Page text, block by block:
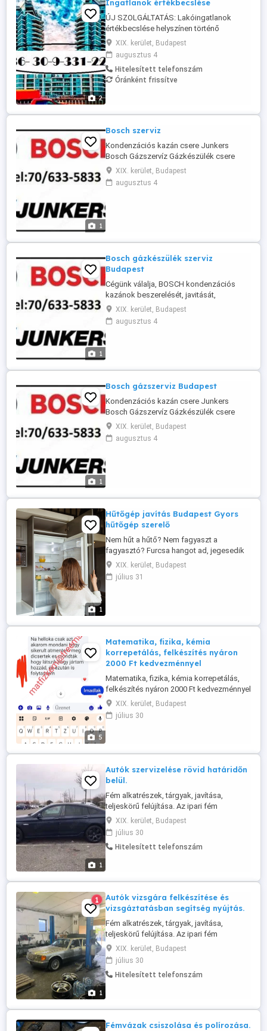
2
Ingatlanok értékbecslése
ÚJ SZOLGÁLTATÁS: Lakóingatlanok
értékbecslése helyszínen történő
értékkonzultációval 25 000,- Ft + ÁFA
alkalom (kb. 30 - 45 perc,helyszíni szóbeli
tájékoztatás + 1 oldalas írásbeli
összefoglaló megküldése) Budapest
területén; valamint Pest és Fejér
XIX. kerület, Budapest
augusztus 4
Hitelesített telefonszám
Óránként frissítve
1
Bosch szerviz
Kondenzációs kazán csere Junkers
Bosch Gázszervíz Gázkészülék csere
Budapesten Teljes körű gázkazán csere
Budapesten és a környékén ! Az új
jogszabályok miatt sajnos már csak
XIX. kerület, Budapest
augusztus 4
1
Bosch gázkészülék szerviz
Budapest
Cégünk válalja, BOSCH kondenzációs
kazánok beszerelését, javitását,
karbantartását, Budapesten és környékén,
rövid határidővel. Hivjon bizalommal 06 70
6335833
XIX. kerület, Budapest
augusztus 4
1
Bosch gázszerviz Budapest
Kondenzációs kazán csere Junkers
Bosch Gázszervíz Gázkészülék csere
Budapesten Teljes körű gázkazán csere
Budapesten és a környékén ! Az új
jogszabályok miatt sajnos már csak
XIX. kerület, Budapest
augusztus 4
1
Hűtőgép javítás Budapest Gyors
hűtőgép szerelő
Nem hűt a hűtő? Nem fagyaszt a
fagyasztó? Furcsa hangot ad, jegesedik
vagy szivárog? Hűtőgép-szerelőként
vállalom háztartási hűtőgépek és
fagyasztók gyors, szakszerű javítását.
márkával, többek ...
XIX. kerület, Budapest
július 31
5
Matematika, fizika, kémia
korrepetálás, felkészítés nyáron
2000 Ft kedvezménnyel
Matematika, fizika, kémia korrepetálás,
felkészítés nyáron 2000 Ft kedvezménnyel
!!! Budapesti 48 éves tanár vagyok,
matematika, fizika, kémia tanítást,
korrepetálást, vizsga felkészítést vállalok,
tapasztalatom van a reál ...
XIX. kerület, Budapest
július 30
1
Autók szervizelése rövid határidőn
belül.
Fém alkatrészek, tárgyak, javítása,
teljeskörű felújítása. Az ipari fém
tárgyaktól a háztartási eszközökig
minden ami fém, egyedei és széria
munkát is vállalunk. Acél szerkezetek,
korlátok, felnik, kilincs, szívósor, edények,
...
XIX. kerület, Budapest
július 30
Hitelesített telefonszám
1
1
Autók vizsgára felkészítése és
vizsgáztatásban segítség nyújtás.
Fém alkatrészek, tárgyak, javítása,
teljeskörű felújítása. Az ipari fém
tárgyaktól a háztartási eszközökig
minden ami fém, egyedei és széria
munkát is vállalunk. Acél szerkezetek,
korlátok, felnik, kilincs, szívósor, edények,
...
XIX. kerület, Budapest
július 30
Hitelesített telefonszám
Fémvázak csiszolása és polírozása.